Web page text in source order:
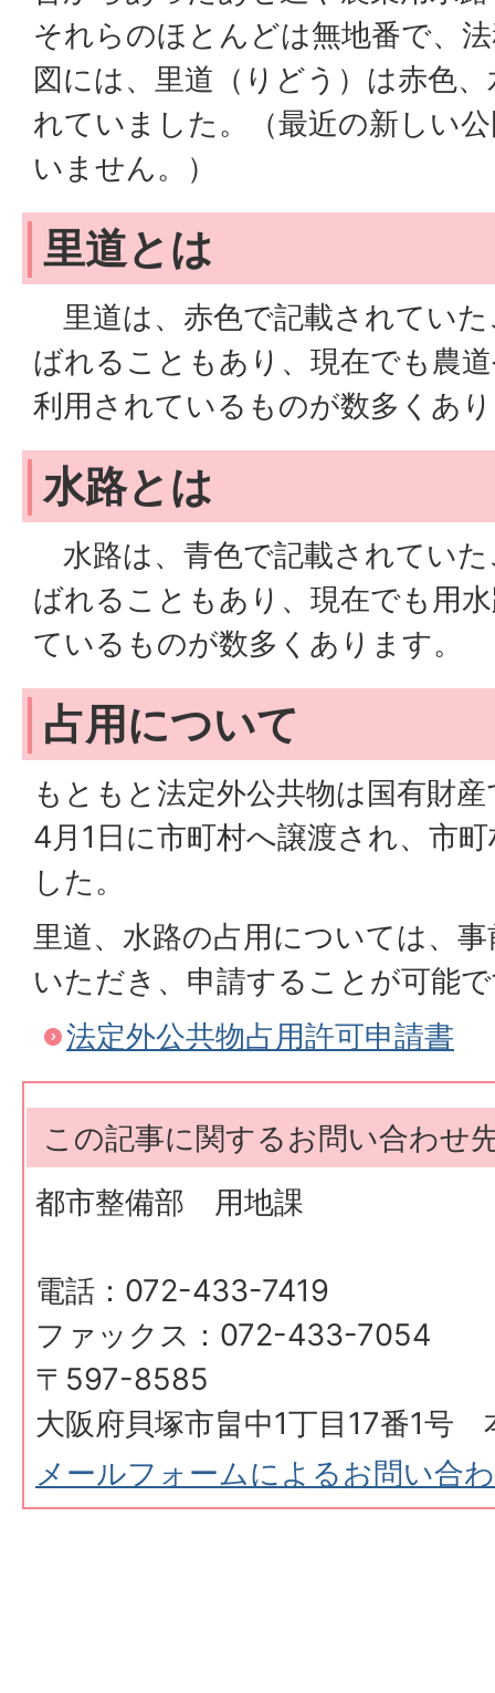
それらのほとんどは無地番で、
図には、里道（りどう）は赤色
れていました。（最近の新しい
いません。）
里道とは
里道は、赤色で記載されてい
ばれることもあり、現在でも農
利用されているものが数多くあ
水路とは
水路は、青色で記載されてい
ばれることもあり、現在でも用
ているものが数多くあります。
占用について
もともと法定外公共物は国有財
4月1日に市町村へ譲渡され、市
した。
里道、水路の占用については、
いただき、申請することが可能
法定外公共物占用許可申請書
この記事に関するお問い合わせ
都市整備部 用地課
電話：072-433-7419
ファックス：072-433-7054
〒597-8585
大阪府貝塚市畠中1丁目17番1号
メールフォームによるお問い合